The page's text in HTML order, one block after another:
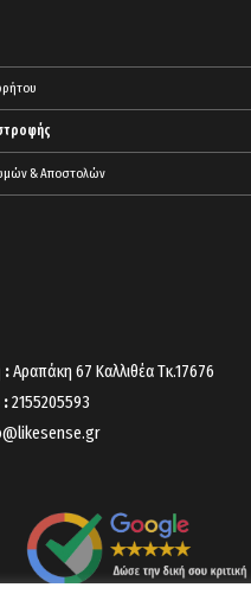
& Αποστολών
:Αραπάκη 67 Καλλιθέα Τκ.17676
:2155205593